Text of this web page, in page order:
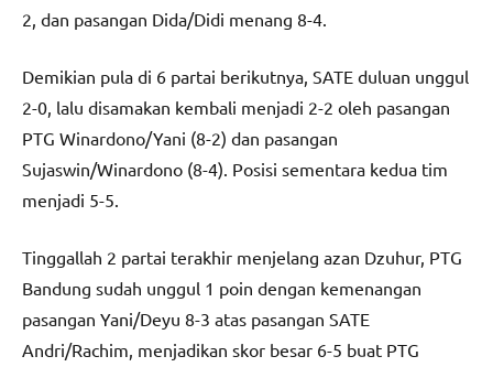
2, dan pasangan Dida/Didi menang 8-4.
Demikian pula di 6 partai berikutnya, SATE duluan unggul
2-0, lalu disamakan kembali menjadi 2-2 oleh pasangan
PTG Winardono/Yani (8-2) dan pasangan
Sujaswin/Winardono (8-4). Posisi sementara kedua tim
menjadi 5-5.
Tinggallah 2 partai terakhir menjelang azan Dzuhur, PTG
Bandung sudah unggul 1 poin dengan kemenangan
pasangan Yani/Deyu 8-3 atas pasangan SATE
Andri/Rachim, menjadikan skor besar 6-5 buat PTG